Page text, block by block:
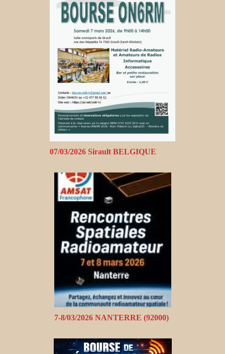
07/03/2026 Sirault BELGIQUE
7-8/03/2026 NANTERRE (92000)